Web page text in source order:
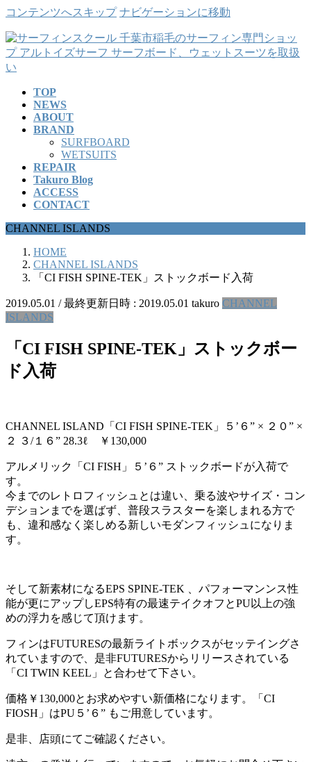
コンテンツへスキップ ナビゲーションに移動
TOP
NEWS
ABOUT
BRAND
SURFBOARD
WETSUITS
REPAIR
Takuro Blog
ACCESS
CONTACT
CHANNEL ISLANDS
HOME
CHANNEL ISLANDS
「CI FISH SPINE-TEK」ストックボード入荷
2019.05.01 / 最終更新日時 : 2019.05.01 takuro CHANNEL
ISLANDS
「CI FISH SPINE-TEK」ストックボー
ド入荷
CHANNEL ISLAND「CI FISH SPINE-TEK」５’６” × ２０” ×
２ ３/１６” 28.3ℓ ￥130,000
アルメリック「CI FISH」５’６” ストックボードが入荷で
す。
今までのレトロフィッシュとは違い、乗る波やサイズ・コン
デションまでを選ばず、普段スラスターを楽しまれる方で
も、違和感なく楽しめる新しいモダンフィッシュになりま
す。
そして新素材になるEPS SPINE-TEK 、パフォーマンンス性
能が更にアップしEPS特有の最速テイクオフとPU以上の強
めの浮力を感じて頂けます。
フィンはFUTURESの最新ライトボックスがセッテイングさ
れていますので、是非FUTURESからリリースされている
「CI TWIN KEEL」と合わせて下さい。
価格￥130,000とお求めやすい新価格になります。「CI
FIOSH」はPU５’６” もご用意しています。
是非、店頭にてご確認ください。